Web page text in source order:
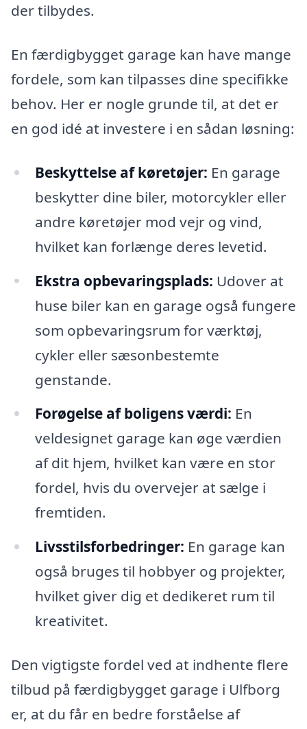
der tilbydes.
En færdigbygget garage kan have mange
fordele, som kan tilpasses dine specifikke
behov. Her er nogle grunde til, at det er
en god idé at investere i en sådan løsning:
Beskyttelse af køretøjer: En garage
beskytter dine biler, motorcykler eller
andre køretøjer mod vejr og vind,
hvilket kan forlænge deres levetid.
Ekstra opbevaringsplads: Udover at
huse biler kan en garage også fungere
som opbevaringsrum for værktøj,
cykler eller sæsonbestemte
genstande.
Forøgelse af boligens værdi: En
veldesignet garage kan øge værdien
af dit hjem, hvilket kan være en stor
fordel, hvis du overvejer at sælge i
fremtiden.
Livsstilsforbedringer: En garage kan
også bruges til hobbyer og projekter,
hvilket giver dig et dedikeret rum til
kreativitet.
Den vigtigste fordel ved at indhente flere
tilbud på færdigbygget garage i Ulfborg
er, at du får en bedre forståelse af